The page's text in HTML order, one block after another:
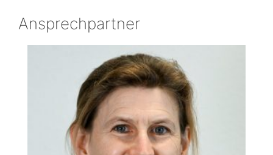
Ansprechpartner